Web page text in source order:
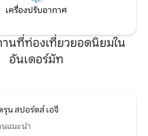
เครื่องปรับอากาศ
นที่ท่องเที่ยวยอดนิยมใน
อันเดอร์มัท
น สปอร์ตส์ เอจี
แนะนำ